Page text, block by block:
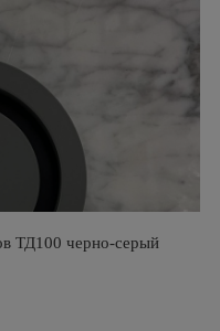
ТД100 черно-серый